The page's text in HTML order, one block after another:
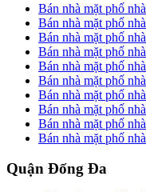
Bán nhà mặt phố
Bán nhà mặt phố
Bán nhà mặt phố
Bán nhà mặt phố
Bán nhà mặt phố
Bán nhà mặt phố
Bán nhà mặt phố
Bán nhà mặt phố
Bán nhà mặt phố
Bán nhà mặt phố
Quận Đống Đa